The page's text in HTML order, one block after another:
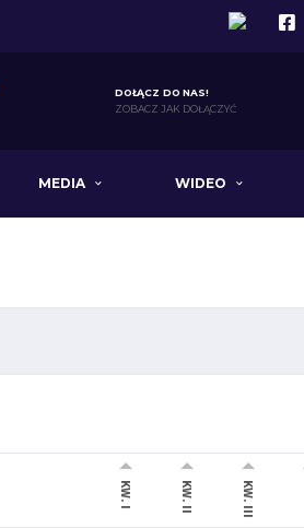
DOŁĄCZ DO NAS!
ZOBACZ JAK DOŁĄCZYĆ
MEDIA WIDEO
KW. I KW. II KW. III